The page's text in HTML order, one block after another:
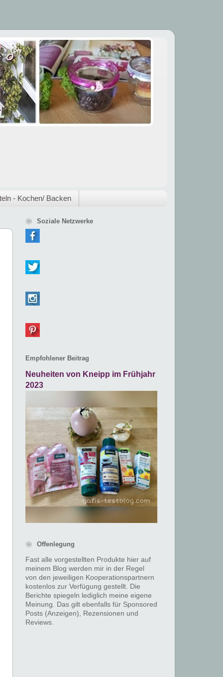
- Kochen/ Backen
❀ Soziale Netzwerke
Empfohlener Beitrag
Neuheiten von Kneipp im Frühjahr
2023
❀ Offenlegung
Fast alle vorgestellten Produkte hier auf
meinem Blog werden mir in der Regel
von den jeweiligen Kooperationspartnern
kostenlos zur Verfügung gestellt. Die
Berichte spiegeln lediglich meine eigene
Meinung. Das gilt ebenfalls für Sponsored
Posts (Anzeigen), Rezensionen und
Reviews.